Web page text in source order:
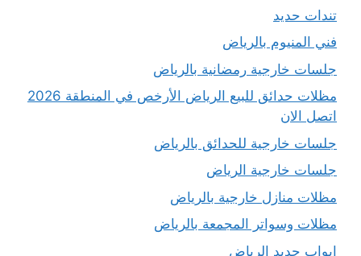
تندات حديد
فني المنيوم بالرياض
جلسات خارجية رمضانية بالرياض
مظلات حدائق للبيع الرياض الأرخص في المنطقة 2026
اتصل الان
جلسات خارجية للحدائق بالرياض
جلسات خارجية الرياض
مظلات منازل خارجية بالرياض
مظلات وسواتر المجمعة بالرياض
ابواب حديد الرياض